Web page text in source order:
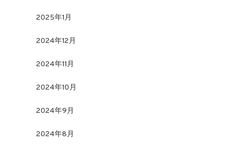
2025年1月
2024年12月
2024年11月
2024年10月
2024年9月
2024年8月